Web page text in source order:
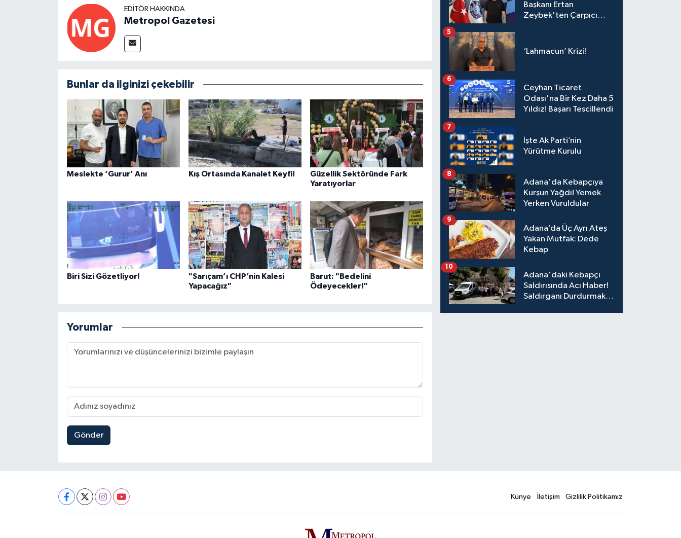
EDITÖR HAKKINDA
Metropol Gazetesi
Bunlar da ilginizi çekebilir
Meslekte ‘Gurur’ Anı Kış Ortasında Kanalet Keyfi!
Güzellik Sektöründe Fark
Yaratıyorlar
Biri Sizi Gözetliyor!
"Sarıçam’ı CHP’nin Kalesi
Yapacağız"
Barut: "Bedelini
Ödeyecekler!"
Yorumlar
Gönder
Başkanı Ertan
Zeybek'ten Çarpıcı
Sürer"
‘Lahmacun’ Krizi!
5
Ceyhan Ticaret
Odası'na Bir Kez Daha 5
Yıldız! Başarı Tescillendi
6
İşte Ak Parti’nin
Yürütme Kurulu
7
Adana'da Kebapçıya
Kurşun Yağdı! Yemek
Yerken Vuruldular
8
Adana’da Üç Ayrı Ateş
Yakan Mutfak: Dede
Kebap
9
Adana'daki Kebapçı
Saldırısında Acı Haber!
Saldırganı Durdurmak
10
Künye İletişim Gizlilik Politikamız